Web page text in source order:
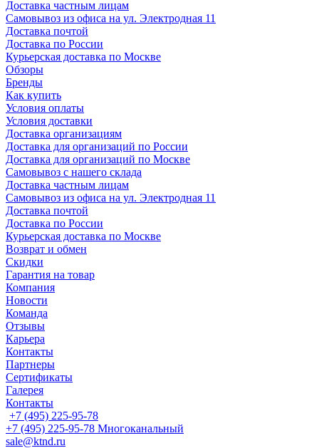
Доставка частным лицам
Самовывоз из офиса на ул. Электродная 11
Доставка почтой
Доставка по России
Курьерская доставка по Москве
Обзоры
Бренды
Как купить
Условия оплаты
Условия доставки
Доставка организациям
Доставка для организаций по России
Доставка для организаций по Москве
Самовывоз с нашего склада
Доставка частным лицам
Самовывоз из офиса на ул. Электродная 11
Доставка почтой
Доставка по России
Курьерская доставка по Москве
Возврат и обмен
Скидки
Гарантия на товар
Компания
Новости
Команда
Отзывы
Карьера
Контакты
Партнеры
Сертификаты
Галерея
Контакты
+7 (495) 225-95-78
+7 (495) 225-95-78 Многоканальный
sale@ktnd.ru